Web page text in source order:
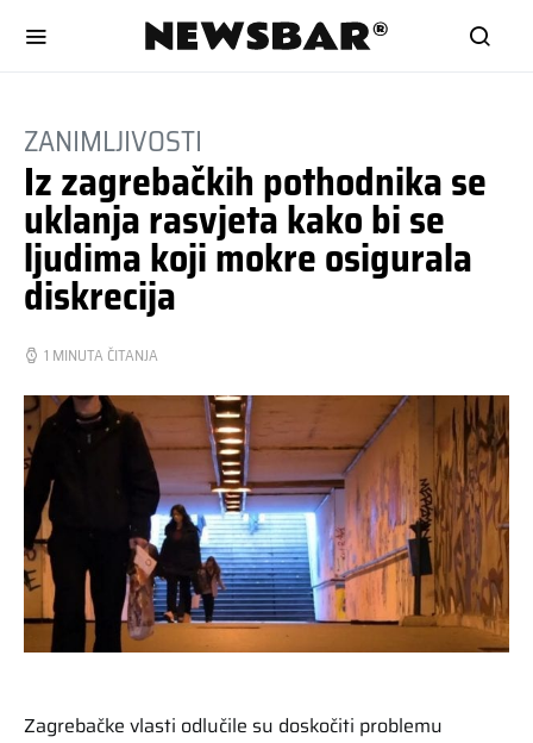
ZANIMLJIVOSTI
Iz zagrebačkih pothodnika se
uklanja rasvjeta kako bi se
ljudima koji mokre osigurala
diskrecija
1 MINUTA ČITANJA
Zagrebačke vlasti odlučile su doskočiti problemu